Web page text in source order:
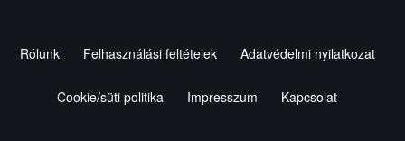
Rólunk Felhasználási feltételek Adatvédelmi nyilatkozat
Cookie/süti politika Impresszum Kapcsolat